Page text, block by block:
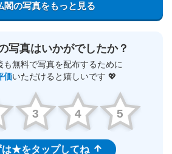
閣の写真をもっと見る
写真はいかがでしたか？
も無料で写真を配布するために
価いただけると嬉しいです 💖
3 4 5
は★をタップしてね